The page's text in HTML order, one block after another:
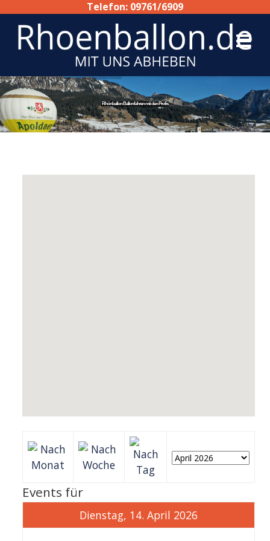
Telefon: 09761/6909
Rhönballon Ballonfahren mit den Profis
Events für
Dienstag, 14. April 2026